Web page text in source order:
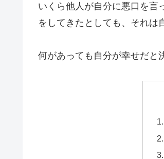
いくら他人が自分に悪口を言
をしてきたとしても、それは
何があっても自分が幸せだと